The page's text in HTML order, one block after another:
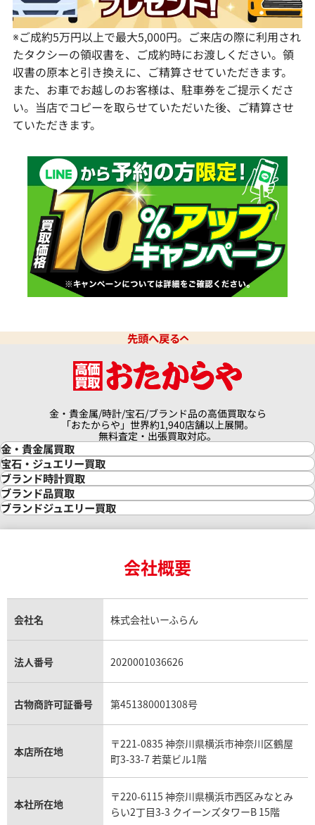
※ご成約5万円以上で最大5,000円。ご来店の際に利用され
たタクシーの領収書を、ご成約時にお渡しください。領
収書の原本と引き換えに、ご精算させていただきます。
また、お車でお越しのお客様は、駐車券をご提示くださ
い。当店でコピーを取らせていただいた後、ご精算させ
ていただきます。
先頭へ戻る
金・貴金属/時計/宝石/ブランド品の高価買取なら
「おたからや」世界約1,940店舗以上展開。
無料査定・出張買取対応。
金・貴金属買取
金買取
金の相場価格情報
金の参考買取価格一覧
インゴット買取
インゴットの相場価格情報
24金買取
金貨買取
貴金属買取
銀・シルバー買取
パラジウム買取
宝石・ジュエリー買取
宝石・ジュエリー買取
ダイヤモンド買取
ダイヤモンド・宝石の参考価格一覧
リング・結婚指輪買取
エメラルド買取
トパーズ買取
タンザナイト買取
キャッツアイ買取
アクアマリン買取
ブランド時計買取
時計買取
ロレックス買取
ロレックス デイトナ買取
ロレックス サブマリーナー買取
ロレックス エクスプローラー買取
ロレックス デイトジャスト買取
パテック フィリップノーチラス買取
ヴァシュロン・コンスタンタン買取
オメガ買取
カルティエ買取
フランク ミュラー買取
リシャール・ミル買取
パネライ買取
チューダー（チュードル）買取
ブランド品買取
ブランド買取
シャネル マトラッセ買取
セリーヌ買取
プラダ買取
ブランドジュエリー買取
ヴァンクリーフ＆アーペル買取
ショーメ買取
ダミアーニ買取
モーブッサン買取
会社概要
会社名 株式会社いーふらん
法人番号 2020001036626
古物商許可証番号 第451380001308号
本店所在地
〒221-0835 神奈川県横浜市神奈川区鶴屋
町3-33-7 若葉ビル1階
本社所在地
〒220-6115 神奈川県横浜市西区みなとみ
らい2丁目3-3 クイーンズタワーB 15階